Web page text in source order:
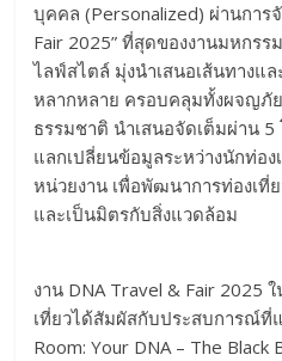
บุคคล (Personalized) ผ่านการ
Fair 2025” ที่สุดของงานมหกร
ไลฟ์สไตล์ มุ่งนำเสนอเส้นทางแ
หลากหลาย ครอบคลุมทั้งผจญภั
ธรรมชาติ นำเสนอจัดเต็มผ่าน
แลกเปลี่ยนข้อมูลระหว่างนักท่อง
หน่วยงาน เพื่อพัฒนาการท่องเที่
และเป็นมิตรกับสิ่งแวดล้อม
งาน DNA Travel & Fair 2025
เที่ยวได้สัมผัสกับประสบการณ์ที่
Room: Your DNA – The Black